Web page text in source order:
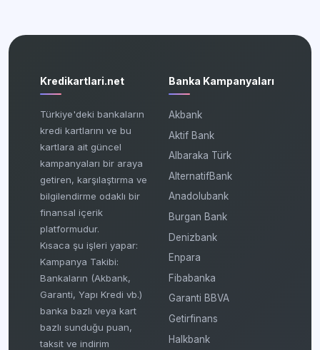
Kredikartlari.net
Türkiye'deki bankaların
kredi kartlarını ve bu
kartlara ait güncel
kampanyaları bir araya
getiren, karşılaştırma ve
bilgilendirme odaklı bir
finansal içerik
platformudur.
Kısaca şu işleri yapar:
Kampanya Takibi:
Bankaların (Akbank,
Garanti, Yapı Kredi vb.)
banka bazlı veya kart
bazlı sunduğu puan,
taksit ve indirim
Banka Kampanyaları
Akbank
Aktif Bank
Albaraka Türk
AlternatifBank
Anadolubank
Burgan Bank
Denizbank
Enpara
Fibabanka
Garanti BBVA
Getirfinans
Halkbank